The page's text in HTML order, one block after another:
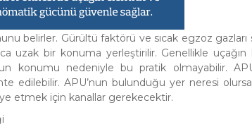
belirler. Gürültü faktörü ve sıcak egzoz gazları
uzak bir konuma yerleştirilir. Genellikle uçağın
konumu nedeniyle bu pratik olmayabilir.
edilebilir. APU’nun bulunduğu yer neresi
etmek için kanallar gerekecektir.